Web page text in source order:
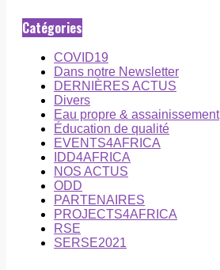
Catégories
COVID19
Dans notre Newsletter
DERNIÈRES ACTUS
Divers
Eau propre & assainissement
Éducation de qualité
EVENTS4AFRICA
IDD4AFRICA
NOS ACTUS
ODD
PARTENAIRES
PROJECTS4AFRICA
RSE
SERSE2021